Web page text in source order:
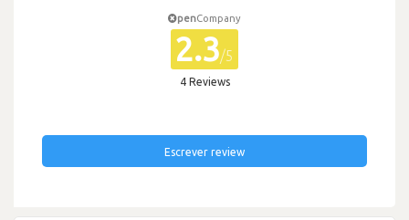
penCompany
2.3/5
4 Reviews
Escrever review